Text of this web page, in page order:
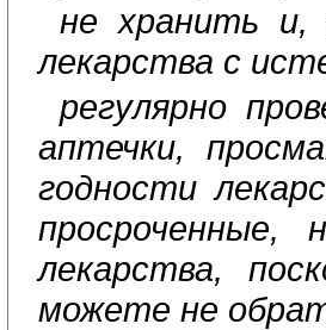
не хранить и,
лекарства с
регулярно
аптечки,
годности
просроченные,
лекарства,
можете не